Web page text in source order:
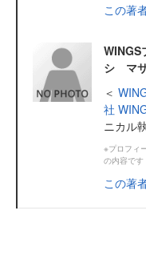
この著
シ マサ
＜
社
ニカル
※プロフィ
の内容です
この著